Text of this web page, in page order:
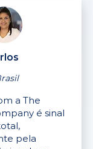
a The
é sinal
pela